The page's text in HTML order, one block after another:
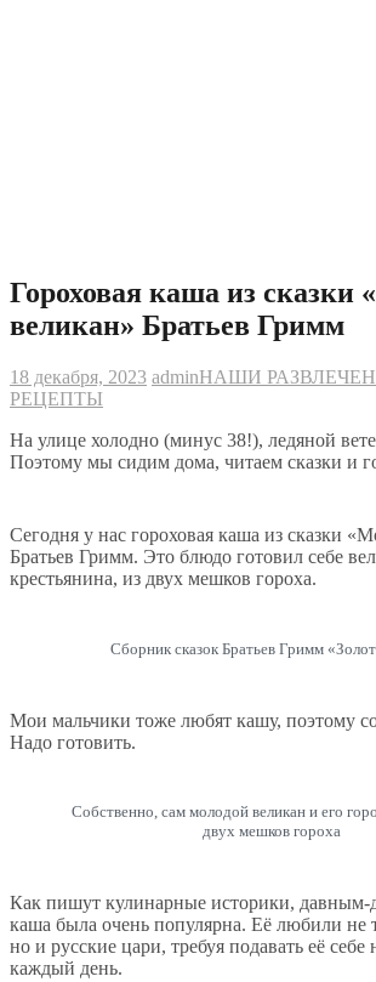
Гороховая каша из сказки
великан» Братьев Гримм
18 декабря, 2023 adminНАШИ
РЕЦЕПТЫ
На улице холодно (минус 38!), ледяной
Поэтому мы сидим дома, читаем сказки и
Сегодня у нас гороховая каша из сказки
Братьев Гримм. Это блюдо готовил себе
крестьянина, из двух мешков гороха.
Сборник сказок Братьев Гримм
Мои мальчики тоже любят кашу, поэтому
Надо готовить.
Собственно, сам молодой великан и его
двух мешков гороха
Как пишут кулинарные историки, давным-
каша была очень популярна. Её любили не
но и русские цари, требуя подавать её себе
каждый день.